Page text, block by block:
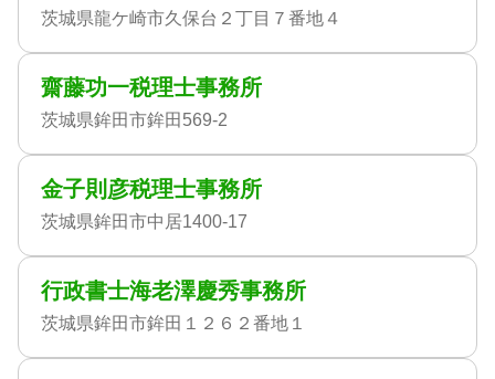
茨城県龍ケ崎市久保台２丁目７番地４
齋藤功一税理士事務所
茨城県鉾田市鉾田569-2
金子則彦税理士事務所
茨城県鉾田市中居1400-17
行政書士海老澤慶秀事務所
茨城県鉾田市鉾田１２６２番地１